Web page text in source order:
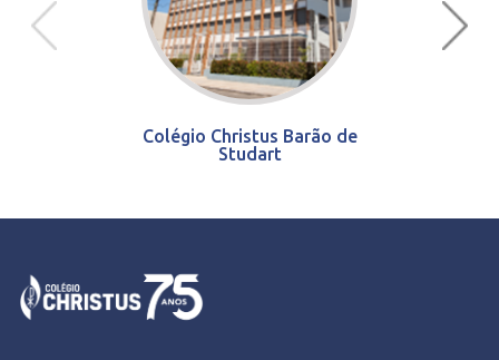
Colégio Christus Barão de
Studart